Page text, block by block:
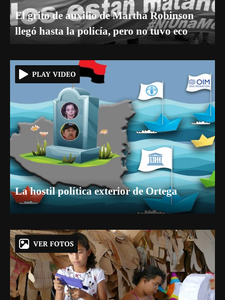
El grito de auxilio de Martha Robinson
llegó hasta la policía, pero no tuvo eco
La hostil política exterior de Ortega